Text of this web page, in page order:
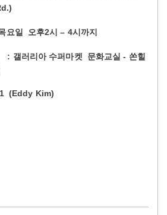
요일 오후2시 – 4시까지
갤러리아 수퍼마켓 문화교실 - 쏜힐
(Eddy Kim)